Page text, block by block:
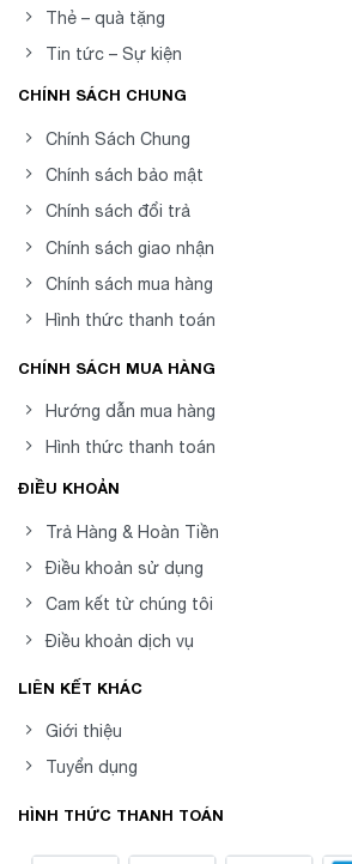
Thẻ – quà tặng
Tin tức – Sự kiện
CHÍNH SÁCH CHUNG
Chính Sách Chung
Chính sách bảo mật
Chính sách đổi trả
Chính sách giao nhận
Chính sách mua hàng
Hình thức thanh toán
CHÍNH SÁCH MUA HÀNG
Hướng dẫn mua hàng
Hình thức thanh toán
ĐIỀU KHOẢN
Trả Hàng & Hoàn Tiền
Điều khoản sử dụng
Cam kết từ chúng tôi
Điều khoản dịch vụ
LIÊN KẾT KHÁC
Giới thiệu
Tuyển dụng
HÌNH THỨC THANH TOÁN